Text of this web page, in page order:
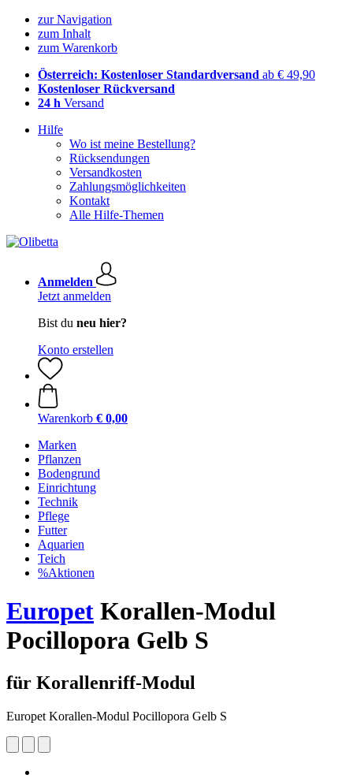
zur Navigation
zum Inhalt
zum Warenkorb
Österreich: Kostenloser Standardversand ab € 49,90
Kostenloser Rückversand
24 h Versand
Hilfe
Wo ist meine Bestellung?
Rücksendungen
Versandkosten
Zahlungsmöglichkeiten
Kontakt
Alle Hilfe-Themen
Anmelden
Jetzt anmelden
Bist du neu hier?
Konto erstellen
Warenkorb € 0,00
Marken
Pflanzen
Bodengrund
Einrichtung
Technik
Pflege
Futter
Aquarien
Teich
%Aktionen
Europet Korallen-Modul
Pocillopora Gelb S
für Korallenriff-Modul
Europet Korallen-Modul Pocillopora Gelb S